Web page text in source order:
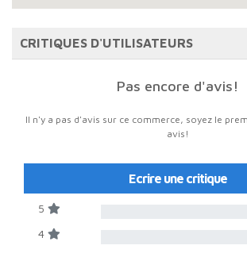
CRITIQUES D'UTILISATEURS
Pas encore d'avis!
Il n'y a pas d'avis sur ce commerce, soyez le
avis!
Ecrire une critique
5
4